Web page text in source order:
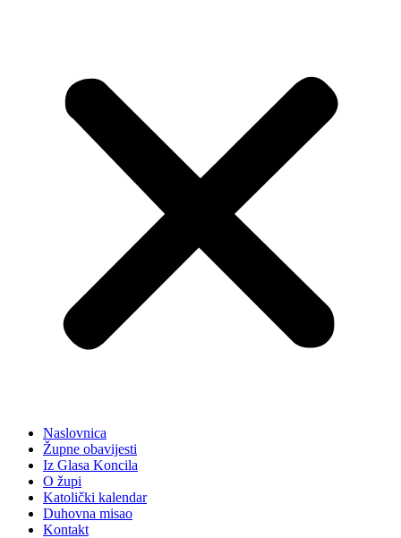
Naslovnica
Župne obavijesti
Iz Glasa Koncila
O župi
Katolički kalendar
Duhovna misao
Kontakt